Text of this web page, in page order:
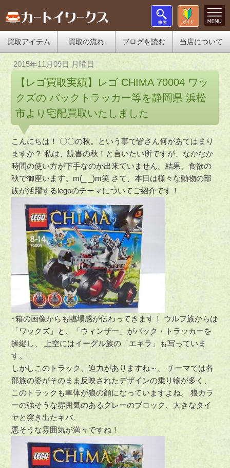
買取アイテム 買取の流れ ブログを読む 当店について
2015年11月09日 月曜日
【レゴ買取実績】レゴ CHIMA 70004 ワッ
クズの パックトラッカー等を静岡県 浜松
市より宅配買取いたしました
こんにちは！ 〇〇の秋。という事で皆さん何があてはまり
ますか？ 私は、読書の秋！と言いたい所ですが、なかなか
時間の使い方が下手なのか出来ていません。結果、食欲の
秋で御座います。m(_ _)m笑 さて、本日は様々な動物の部
族が活躍するlegoのチーマについてご紹介です！
↑箱の画像からも臨場感が伝わってきます！ ウルフ族からは
「ワックズ」と、「ウィンザー」がパック・トラッカーを
操縦し、 上空にはイーグル族の「エキラ」も写っていま
す。
しかしこのトラック、迫力がありますね～。 チーマでは各
部族の姿がそのまま反映されたデザインの乗り物が多く、
このトラックも車体が狼の顔になっていますよね。 狼カラ
ーの強そうな雰囲気のあるグレーのブロック、大きなタイ
ヤと突き出たキバ。
悪そうな雰囲気が満々ですね！